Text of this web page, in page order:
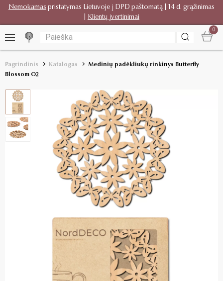
Nemokamas pristatymas Lietuvoje į DPD paštomatą | 14 d. grąžinimas
Klientų įvertinimai
0
Pagrindinis Katalogas
Medinių padėkliukų rinkinys Butterfly
Blossom O2